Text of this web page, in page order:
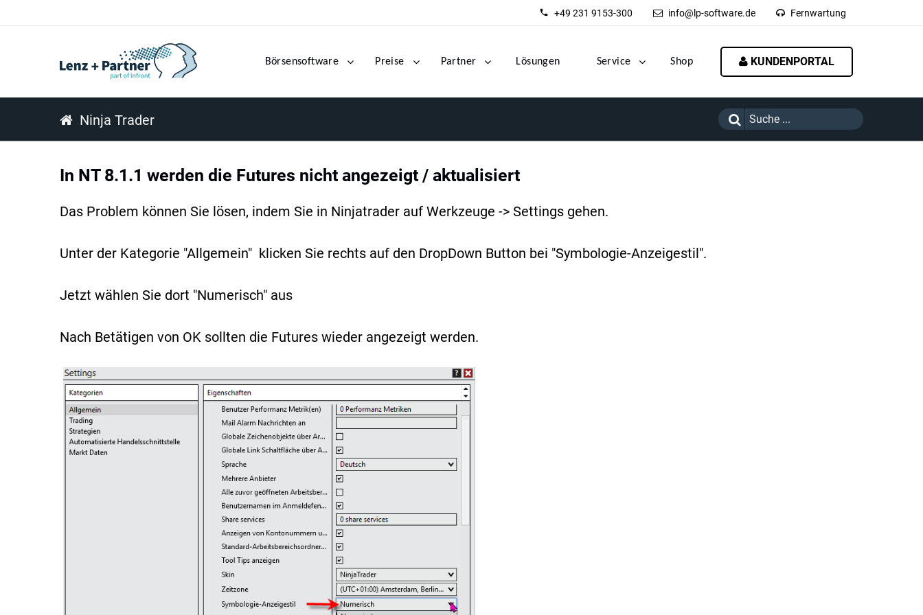
+49 231 9153-300 info@lp-software.de Fernwartung
Börsensoftware Preise Partner Lösungen Service Shop KUNDENPORTAL
Ninja Trader
In NT 8.1.1 werden die Futures nicht angezeigt / aktualisiert
Das Problem können Sie lösen, indem Sie in Ninjatrader auf Werkzeuge -> Settings gehen.
Unter der Kategorie "Allgemein" klicken Sie rechts auf den DropDown Button bei "Symbologie-Anzeigestil".
Jetzt wählen Sie dort "Numerisch" aus
Nach Betätigen von OK sollten die Futures wieder angezeigt werden.